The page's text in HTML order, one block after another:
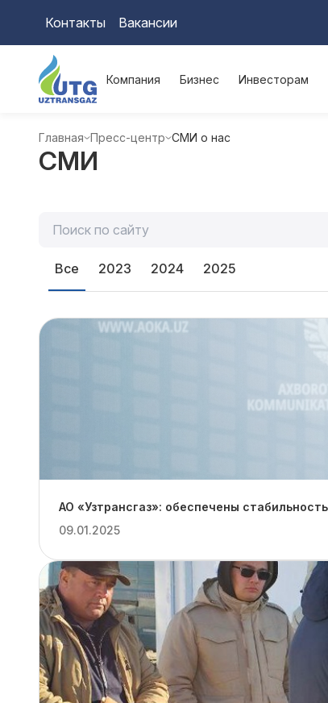
Контакты Вакансии
Компания Бизнес Инвесторам
Главная Пресс-центр СМИ о нас
СМИ
Все 2023 2024 2025
АО «Узтрансгаз»: обеспечены
09.01.2025